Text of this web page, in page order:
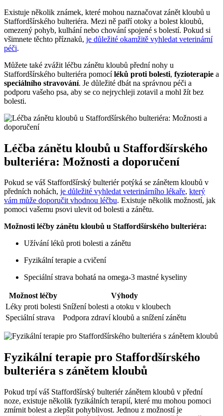
Existuje několik známek, které mohou naznačovat zánět kloubů u
Staffordšírského bulteriéra. Mezi ně patří otoky a bolest kloubů,
omezený pohyb, kulhání nebo chování spojené s bolestí. Pokud si
všimnete těchto příznaků, je důležité okamžitě vyhledat veterinární
péči.
Můžete také zvážit léčbu zánětu kloubů přední nohy u
Staffordšírského bulteriéra pomocíléků proti bolesti, fyzioterapie a
speciálního stravování. Je důležité dbát na správnou péči a
podporu vašeho psa, aby se co nejrychleji zotavil a mohl žít bez
bolesti.
Léčba zánětu kloubů u Staffordšírského
bulteriéra: Možnosti a doporučení
Pokud se váš Staffordšírský bulteriér potýká se zánětem kloubů v
předních nohách, je důležité vyhledat veterinárního lékaře, který
vám může doporučit vhodnou léčbu. Existuje několik možností, jak
pomoci vašemu psovi ulevit od bolesti a zánětu.
Možnosti léčby zánětu kloubů u Staffordšírského bulteriéra:
Užívání léků proti bolesti a zánětu
Fyzikální terapie a cvičení
Speciální strava bohatá na omega-3 mastné kyseliny
Možnost léčby
Výhody
Léky proti bolesti Snížení bolesti a otoku v kloubech
Speciální strava
Podpora zdraví kloubů a snížení zánětu
Fyzikální terapie pro Staffordšírského
bulteriéra s zánětem kloubů
Pokud trpí váš Staffordšírský bulteriér zánětem kloubů v přední
noze, existuje několik fyzikálních terapií, které mu mohou pomoci
zmírnit bolest a zlepšit pohyblivost. Jednou z možností je